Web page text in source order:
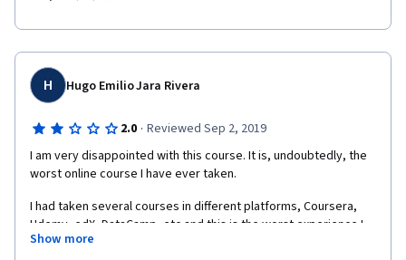
H Hugo Emilio Jara Rivera
2.0 · Reviewed Sep 2, 2019
I am very disappointed with this course. It is, undoubtedly, the
worst online course I have ever taken.
I had taken several courses in different platforms, Coursera,
Udemy, edX, DataCamp, etc and this is the worst experience I
have ever had.
Show more